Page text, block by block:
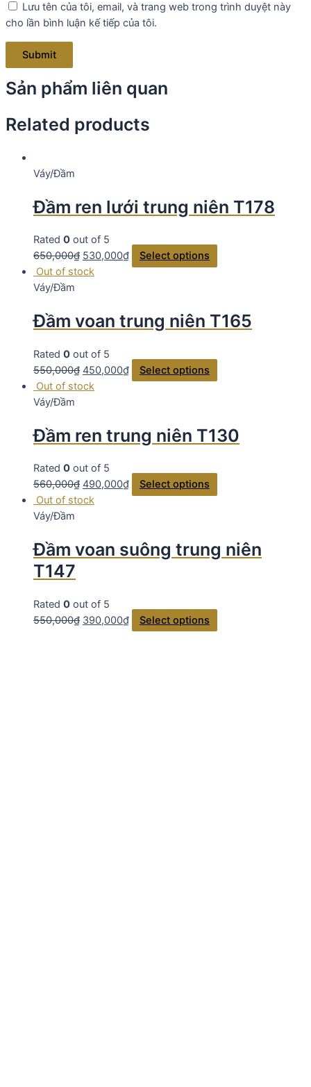
Lưu tên của tôi, email, và trang web trong trình duyệt này
cho lần bình luận kế tiếp của tôi.
Sản phẩm liên quan
Related products
Váy/Đầm
Đầm ren lưới trung niên T178
Rated 0 out of 5
650,000₫ 530,000₫
Select options
Out of stock
Váy/Đầm
Đầm voan trung niên T165
Rated 0 out of 5
550,000₫ 450,000₫
Select options
Out of stock
Váy/Đầm
Đầm ren trung niên T130
Rated 0 out of 5
560,000₫ 490,000₫
Select options
Out of stock
Váy/Đầm
Đầm voan suông trung niên
T147
Rated 0 out of 5
550,000₫ 390,000₫ Select options